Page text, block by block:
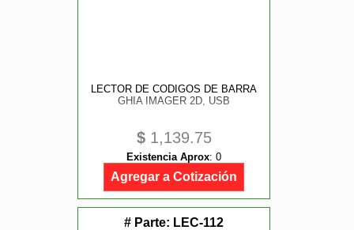
LECTOR DE CODIGOS DE BARRA
GHIA IMAGER 2D, USB
$1,139.75
Existencia Aprox: 0
Agregar a Cotización
# Parte: LEC-112